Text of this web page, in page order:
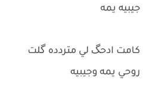
جيبيه يمه
كامت ادحگ لي متردده گلت
روحي يمه وجيبيه